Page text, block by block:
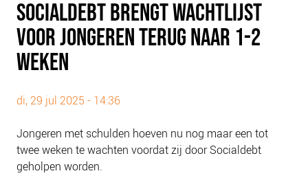
PLINKR NAZORG
SOCIALDEBT
DOORBRAAKMETHODE
DE VOORZIENINGENWIJZER
OVER ONS
VISIE EN MISSIE
SOCIALDEBT BRENGT WACHTLIJST
VOOR JONGEREN TERUG NAAR 1-2
WEKEN
di, 29 jul 2025 - 14:36
Jongeren met schulden hoeven nu nog maar een tot
twee weken te wachten voordat zij door Socialdebt
geholpen worden.